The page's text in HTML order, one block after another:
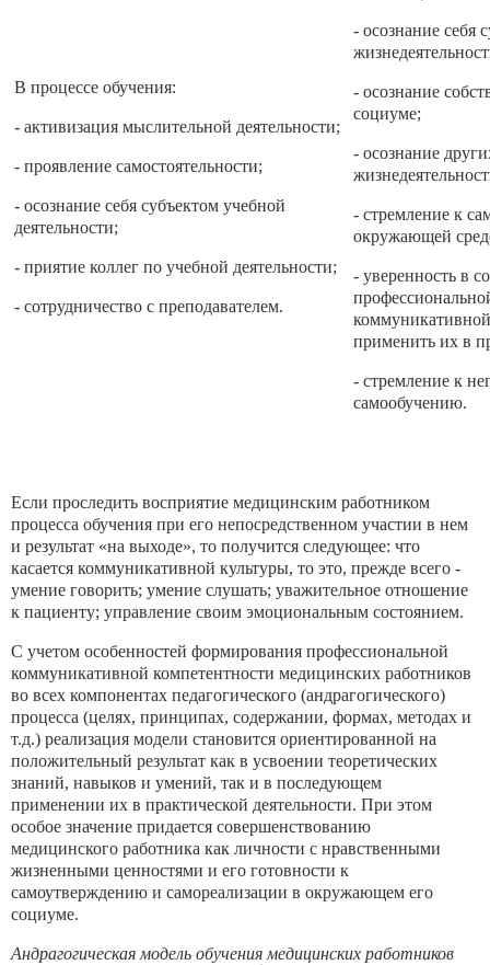
В процессе обучения:
- активизация мыслительной деятельности;
- проявление самостоятельности;
- осознание себя субъектом учебной
деятельности;
- приятие коллег по учебной деятельности;
- сотрудничество с преподавателем.
- осознание себя
- осознание
социуме;
- осознание
- стремление к
окружающей
- уверенность в
применить их в
- стремление к
самообучению.
Если проследить восприятие медицинским работником
процесса обучения при его непосредственном участии в нем
и результат «на выходе», то получится следующее: что
касается коммуникативной культуры, то это, прежде всего -
умение говорить; умение слушать; уважительное отношение
к пациенту; управление своим эмоциональным состоянием.
С учетом особенностей формирования профессиональной
коммуникативной компетентности медицинских работников
во всех компонентах педагогического (андрагогического)
процесса (целях, принципах, содержании, формах, методах и
т.д.) реализация модели становится ориентированной на
положительный результат как в усвоении теоретических
знаний, навыков и умений, так и в последующем
применении их в практической деятельности. При этом
особое значение придается совершенствованию
медицинского работника как личности с нравственными
жизненными ценностями и его готовности к
самоутверждению и самореализации в окружающем его
социуме.
Андрагогическая модель обучения медицинских работников